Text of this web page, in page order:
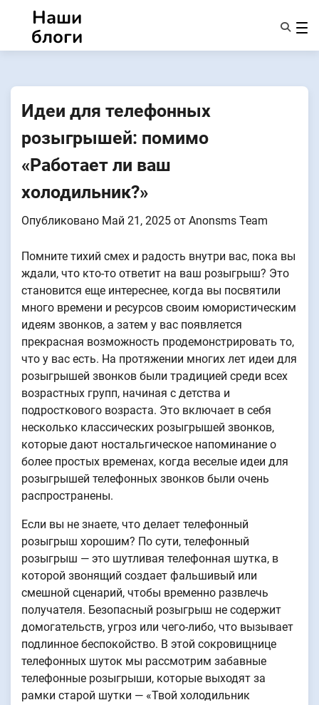
Перейти
содержанию
Наши
блоги
О Нас
Идеи для телефонных
розыгрышей: помимо
«Работает ли ваш
холодильник?»
Опубликовано Май 21, 2025 от Anonsms Team
Помните тихий смех и радость внутри вас, пока вы
ждали, что кто-то ответит на ваш розыгрыш? Это
становится еще интереснее, когда вы посвятили
много времени и ресурсов своим юмористическим
идеям звонков, а затем у вас появляется
прекрасная возможность продемонстрировать то,
что у вас есть. На протяжении многих лет идеи для
розыгрышей звонков были традицией среди всех
возрастных групп, начиная с детства и
подросткового возраста. Это включает в себя
несколько классических розыгрышей звонков,
которые дают ностальгическое напоминание о
более простых временах, когда веселые идеи для
розыгрышей телефонных звонков были очень
распространены.
Если вы не знаете, что делает телефонный
розыгрыш хорошим? По сути, телефонный
розыгрыш — это шутливая телефонная шутка, в
которой звонящий создает фальшивый или
смешной сценарий, чтобы временно развлечь
получателя. Безопасный розыгрыш не содержит
домогательств, угроз или чего-либо, что вызывает
подлинное беспокойство. В этой сокровищнице
телефонных шуток мы рассмотрим забавные
телефонные розыгрыши, которые выходят за
рамки старой шутки — «Твой холодильник